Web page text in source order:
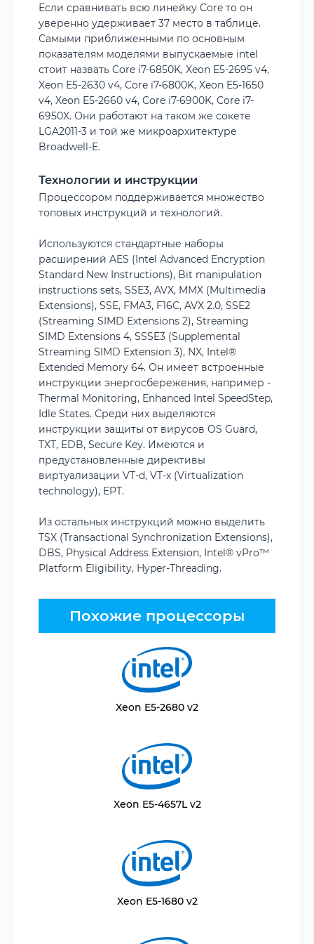
Если сравнивать всю линейку Core то он
уверенно удерживает 37 место в таблице.
Самыми приближенными по основным
показателям моделями выпускаемые intel
стоит назвать Core i7-6850K, Xeon E5-2695 v4,
Xeon E5-2630 v4, Core i7-6800K, Xeon E5-1650
v4, Xeon E5-2660 v4, Core i7-6900K, Core i7-
6950X. Они работают на таком же сокете
LGA2011-3 и той же микроархитектуре
Broadwell-E.
Технологии и инструкции
Процессором поддерживается множество
топовых инструкций и технологий.
Используются стандартные наборы
расширений AES (Intel Advanced Encryption
Standard New Instructions), Bit manipulation
instructions sets, SSE3, AVX, MMX (Multimedia
Extensions), SSE, FMA3, F16C, AVX 2.0, SSE2
(Streaming SIMD Extensions 2), Streaming
SIMD Extensions 4, SSSE3 (Supplemental
Streaming SIMD Extension 3), NX, Intel®
Extended Memory 64. Он имеет встроенные
инструкции энергосбережения, например -
Thermal Monitoring, Enhanced Intel SpeedStep,
Idle States. Среди них выделяются
инструкции защиты от вирусов OS Guard,
TXT, EDB, Secure Key. Имеются и
предустановленные директивы
виртуализации VT-d, VT-x (Virtualization
technology), EPT.
Из остальных инструкций можно выделить
TSX (Transactional Synchronization Extensions),
DBS, Physical Address Extension, Intel® vPro™
Platform Eligibility, Hyper-Threading.
Похожие процессоры
Xeon E5-2680 v2
Xeon E5-4657L v2
Xeon E5-1680 v2